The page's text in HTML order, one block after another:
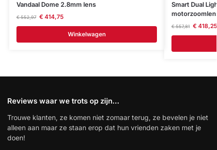
Vandaal Dome 2.8mm lens
€552,97 €414,75
Winkelwagen
Smart Dual
€557,81 €418,25
Reviews waar we trots op zijn…
Trouwe klanten, ze komen niet zomaar terug, ze bevelen je niet
alleen aan maar ze staan erop dat hun vrienden zaken met je
doen!